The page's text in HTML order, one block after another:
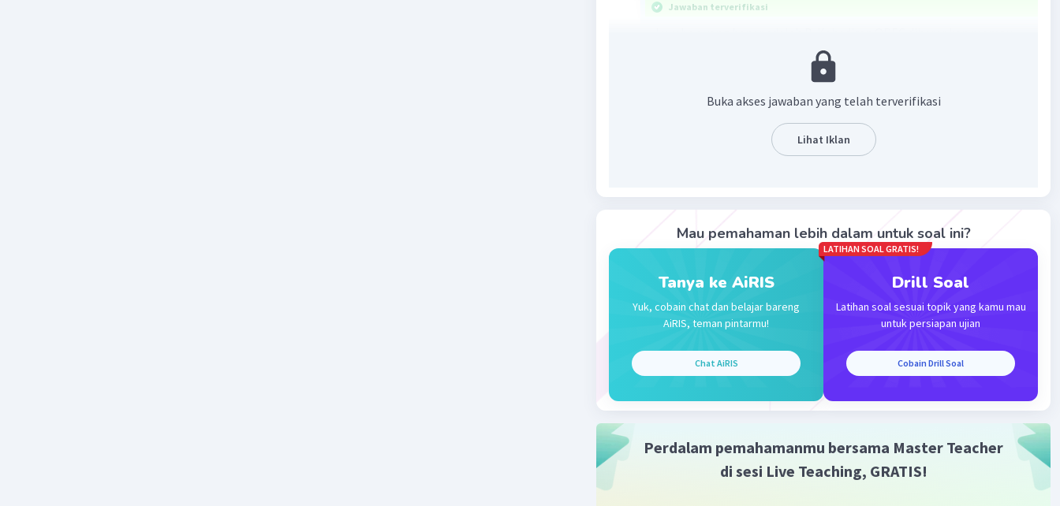
Jawaban terverifikasi
mengatasi monopoli harga minyak mentah dunia yang dilakukan
Tujuan didirikannya OPEC adalah mengkoordinasikan masalah
mengenai produksi harga dan hak konsesi minyak bumi dengan
perusahaan-perusahaan minyak di dunia. Ada dua alasan utama latar
The Seven Mayors. Merekalah yang menentukan harga minyak dunia.
2. Kebutuhan akan minyak dunia semakin meningkat, khususnya
mengatasi monopoli harga minyak mentah dunia yang dilakukan
Jadi, jawaban yang benar adalah B.
Buka akses jawaban yang telah terverifikasi
Lihat Iklan
Mau pemahaman lebih dalam untuk soal ini?
Tanya ke AiRIS
Yuk, cobain chat dan belajar bareng
AiRIS, teman pintarmu!
Chat AiRIS
LATIHAN SOAL GRATIS!
Drill Soal
Latihan soal sesuai topik yang kamu mau
untuk persiapan ujian
Cobain Drill Soal
Perdalam pemahamanmu bersama Master Teacher
di sesi Live Teaching, GRATIS!